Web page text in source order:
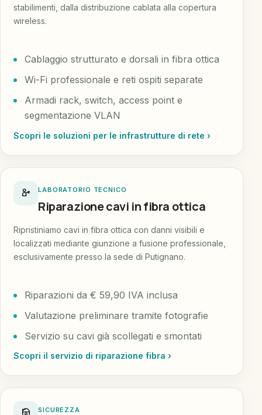
stabilimenti, dalla distribuzione cablata alla copertura
wireless.
Cablaggio strutturato e dorsali in fibra ottica
Wi-Fi professionale e reti ospiti separate
Armadi rack, switch, access point e
segmentazione VLAN
Scopri le soluzioni per le infrastrutture di rete ›
LABORATORIO TECNICO
Riparazione cavi in fibra ottica
Ripristiniamo cavi in fibra ottica con danni visibili e
localizzati mediante giunzione a fusione professionale,
esclusivamente presso la sede di Putignano.
Riparazioni da € 59,90 IVA inclusa
Valutazione preliminare tramite fotografie
Servizio su cavi già scollegati e smontati
Scopri il servizio di riparazione fibra ›
SICUREZZA